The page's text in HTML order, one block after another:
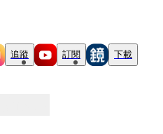
追蹤 訂閱 下載